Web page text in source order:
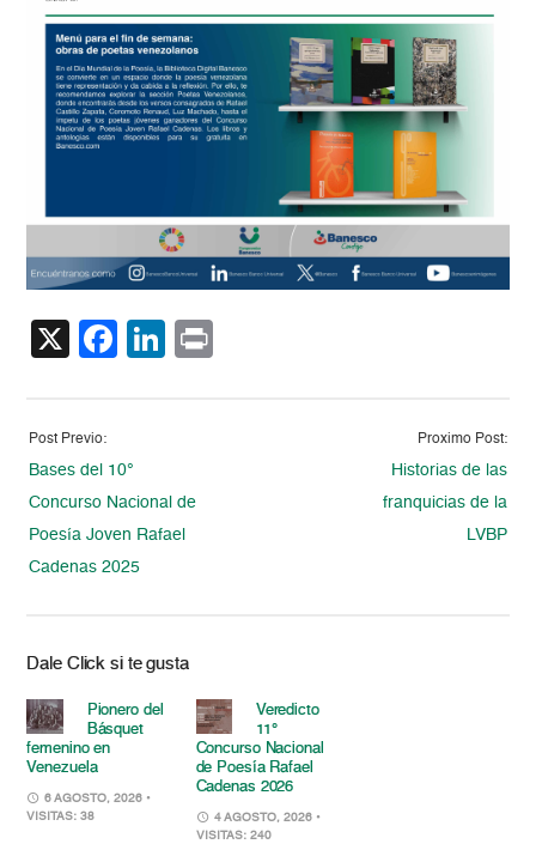
X Facebook
LinkedIn
Post Previo:
Bases del 10°
Concurso Nacional de
Poesía Joven Rafael
Cadenas 2025
Proximo Post:
Historias de las
franquicias de la
LVBP
Dale Click si te gusta
Pionero del
Básquet
femenino en
Venezuela
6 AGOSTO, 2026 •
VISITAS: 38
Veredicto
11°
Concurso Nacional
de Poesía Rafael
Cadenas 2026
4 AGOSTO, 2026 •
VISITAS: 240